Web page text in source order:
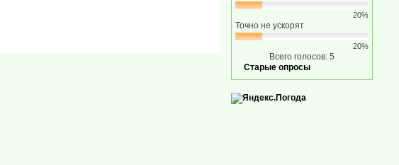
20%
Точно не ускорят
20%
Всего голосов: 5
Старые опросы